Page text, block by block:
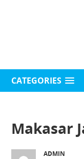
CATEGORIES
Makasar
ADMIN